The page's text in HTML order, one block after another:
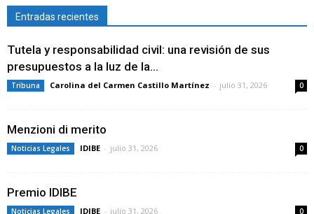
Entradas recientes
Tutela y responsabilidad civil: una revisión de sus
presupuestos a la luz de la...
Tribuna Carolina del Carmen Castillo Martínez - julio 31, 2026 0
Menzioni di merito
Noticias Legales IDIBE - julio 31, 2026 0
Premio IDIBE
Noticias Legales IDIBE - julio 31, 2026 0